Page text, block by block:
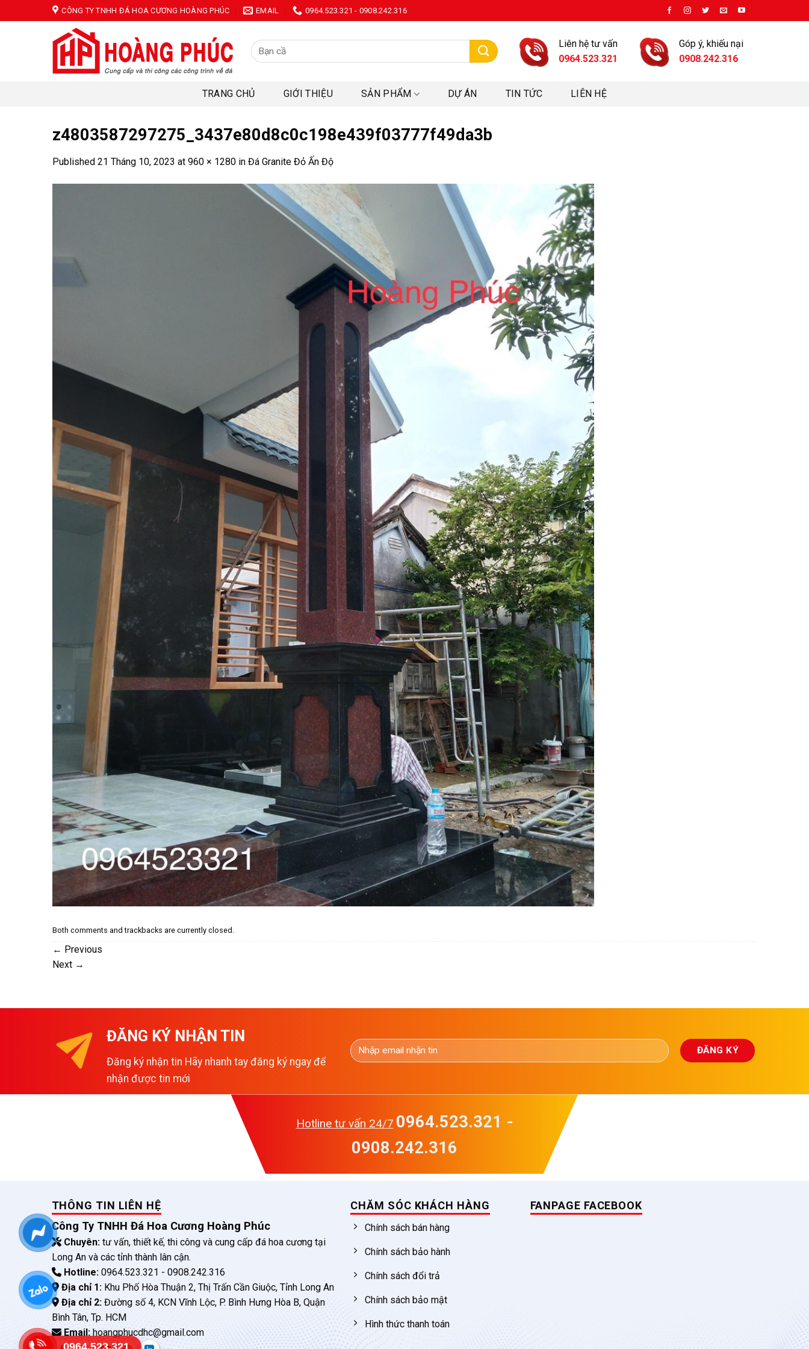
to
CÔNG TY TNHH ĐÁ HOA CƯƠNG HOÀNG PHÚC EMAIL 0964.523.321 - 0908.242.316
Tìm
kiếm:
Liên hệ tư vấn
0964.523.321
Góp ý, khiếu nại
0908.242.316
TRANG CHỦ GIỚI THIỆU SẢN PHẨM DỰ ÁN TIN TỨC LIÊN HỆ
z4803587297275_3437e80d8c0c198e439f03777f49da3b
Published 21 Tháng 10, 2023 at 960 × 1280 in Đá Granite Đỏ Ấn Độ
Both comments and trackbacks are currently closed.
← Previous
Next →
ĐĂNG KÝ NHẬN TIN
Đăng ký nhận tin Hãy nhanh tay đăng ký ngay để
nhận được tin mới
Hotline tư vấn 24/7 0964.523.321 -
0908.242.316
THÔNG TIN LIÊN HỆ
Công Ty TNHH Đá Hoa Cương Hoàng Phúc
Chuyên:tư vấn, thiết kế, thi công và cung cấp đá hoa cương tại
Long An và các tỉnh thành lân cận.
Hotline:0964.523.321 - 0908.242.316
Địa chỉ 1:Khu Phố Hòa Thuận 2, Thị Trấn Cần Giuộc, Tỉnh Long An
Địa chỉ 2:Đường số 4, KCN Vĩnh Lộc, P. Bình Hưng Hòa B, Quận
Bình Tân, Tp. HCM
Email:hoangphucdhc@gmail.com
CHĂM SÓC KHÁCH HÀNG
Chính sách bán hàng
Chính sách bảo hành
Chính sách đổi trả
Chính sách bảo mật
Hình thức thanh toán
FANPAGE FACEBOOK